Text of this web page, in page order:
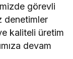
görevli
denetimler
kaliteli üretim
devam